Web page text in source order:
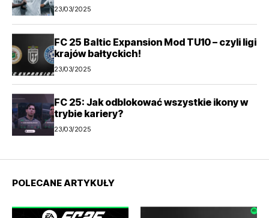
23/03/2025
FC 25 Baltic Expansion Mod TU10 – czyli ligi
krajów bałtyckich!
23/03/2025
FC 25: Jak odblokować wszystkie ikony w
trybie kariery?
23/03/2025
POLECANE ARTYKUŁY